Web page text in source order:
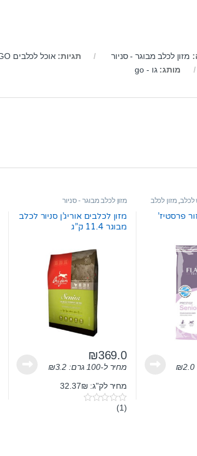
מזון לכלב מבוגר - סניור תגיות: אוכל לכלבים GO
מותג:גו - go
לכלב,מזון לכלב
פרסטיז’
₪2.0
מזון לכלב מבוגר - סניור
מזון לכלבים אוריג’ן סניור לכלב
מבוגר 11.4 ק”ג
₪369.0
מחיר ל-100 גרם: ₪3.2
מחיר לק"ג: 32.37₪
0(1)